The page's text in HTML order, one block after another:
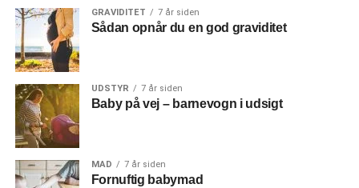
GRAVIDITET 7 år siden
Sådan opnår du en god graviditet
UDSTYR 7 år siden
Baby på vej – barnevogn i udsigt
MAD 7 år siden
Fornuftig babymad